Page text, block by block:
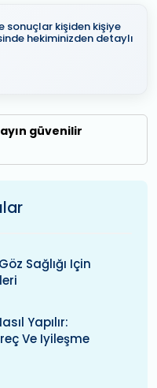
sonuçlar kişiden kişiye
hekiminizden detaylı
güvenilir
Sağlığı Için
Yapılır:
Ve Iyileşme